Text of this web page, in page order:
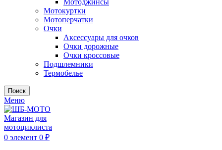
Мотоджинсы
Мотокуртки
Мотоперчатки
Очки
Аксессуары для очков
Очки дорожные
Очки кроссовые
Подшлемники
Термобелье
Поиск
Меню
0 элемент 0 ₽